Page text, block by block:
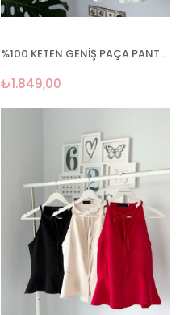
%100 KETEN GENİŞ PAÇA PANTOLON
₺1.849,00